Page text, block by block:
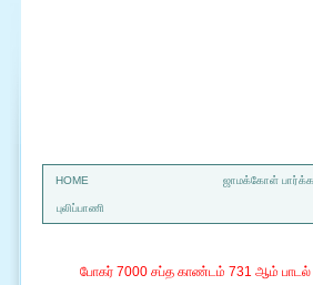
HOME ஜாமக்கோள் பார்க்க
புலிப்பாணி
போகர் 7000 சப்த காண்டம் 731 ஆம் பாடல்